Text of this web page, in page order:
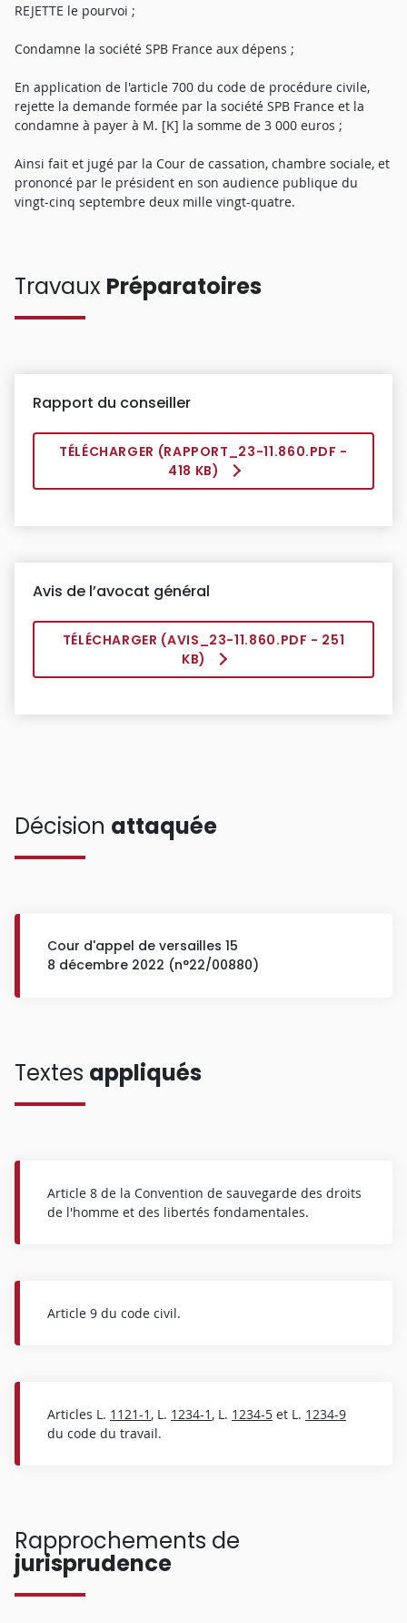
REJETTE le pourvoi ;
Condamne la société SPB France aux dépens ;
En application de l'article 700 du code de procédure civile,
rejette la demande formée par la société SPB France et la
condamne à payer à M. [K] la somme de 3 000 euros ;
Ainsi fait et jugé par la Cour de cassation, chambre sociale, et
prononcé par le président en son audience publique du
vingt-cinq septembre deux mille vingt-quatre.
Travaux Préparatoires
Rapport du conseiller
TÉLÉCHARGER (RAPPORT_23-11.860.PDF -
418 KB)
Avis de l’avocat général
TÉLÉCHARGER (AVIS_23-11.860.PDF - 251
KB)
Décision attaquée
Cour d'appel de versailles 15
8 décembre 2022 (n°22/00880)
Textes appliqués
Article 8 de la Convention de sauvegarde des droits
de l'homme et des libertés fondamentales.
Article 9 du code civil.
Articles L. 1121-1 , L. 1234-1 , L. 1234-5 et L. 1234-9
du code du travail.
Rapprochements de
jurisprudence